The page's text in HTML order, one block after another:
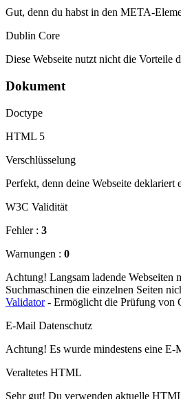
Gut, denn du habst in den META-
Dublin Core
Diese Webseite nutzt nicht die Vorteile
Dokument
Doctype
HTML 5
Verschlüsselung
Perfekt, denn deine Webseite deklariert
W3C Validität
Fehler : 3
Warnungen : 0
Achtung! Langsam ladende Webseiten
Suchmaschinen die einzelnen Seiten
Validator- Ermöglicht die Prüfung von
E-Mail Datenschutz
Achtung! Es wurde mindestens eine
Veraltetes HTML
Sehr gut! Du verwenden aktuelle